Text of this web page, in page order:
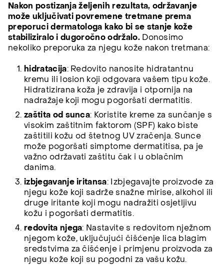
Nakon postizanja željenih rezultata, održavanje
može uključivati povremene tretmane prema
preporuci dermatologa kako bi se stanje kože
stabiliziralo i dugoročno održalo.Donosimo
nekoliko preporuka za njegu kože nakon tretmana:
hidratacija: Redovito nanosite hidratantnu
kremu ili losion koji odgovara vašem tipu kože.
Hidratizirana koža je zdravija i otpornija na
nadražaje koji mogu pogoršati dermatitis.
zaštita od sunca: Koristite kreme za sunčanje s
visokim zaštitnim faktorom (SPF) kako biste
zaštitili kožu od štetnog UV zračenja. Sunce
može pogoršati simptome dermatitisa, pa je
važno održavati zaštitu čak i u oblačnim
danima.
izbjegavanje iritansa: Izbjegavajte proizvode za
njegu kože koji sadrže snažne mirise, alkohol ili
druge iritante koji mogu nadražiti osjetljivu
kožu i pogoršati dermatitis.
redovita njega: Nastavite s redovitom nježnom
njegom kože, uključujući čišćenje lica blagim
sredstvima za čišćenje i primjenu proizvoda za
njegu kože koji su pogodni za vašu kožu.